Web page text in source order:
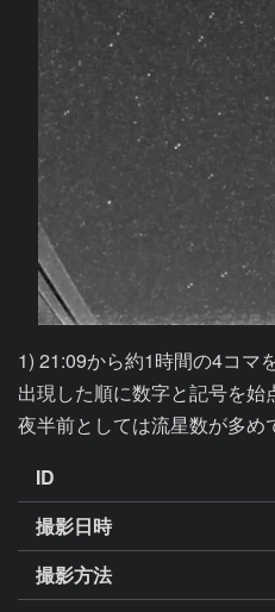
1) 21:09から約1時間の4コマ
出現した順に数字と記号を
夜半前としては流星数が多め
ID
撮影日時
撮影方法